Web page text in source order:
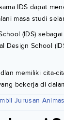
IDS dapat
masa studi
(IDS)
School
memiliki cita-
bekerja di
Jurusan